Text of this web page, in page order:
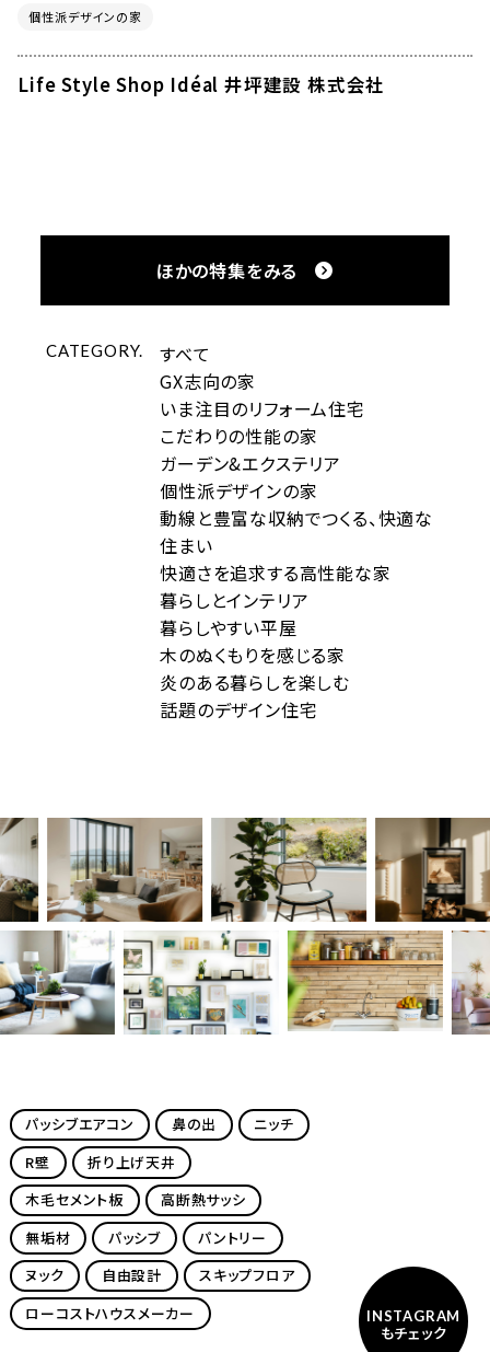
個性派デザインの家
Life Style Shop Idéal 井坪建設 株式会社
ほかの特集をみる
CATEGORY.
すべて
GX志向の家
いま注目のリフォーム住宅
こだわりの性能の家
ガーデン&エクステリア
個性派デザインの家
動線と豊富な収納でつくる、快適な
住まい
快適さを追求する高性能な家
暮らしとインテリア
暮らしやすい平屋
木のぬくもりを感じる家
炎のある暮らしを楽しむ
話題のデザイン住宅
パッシブエアコン 鼻の出
ニッチ
R壁
折り上げ天井
木毛セメント板
高断熱サッシ
無垢材
パッシブ
パントリー
ヌック
自由設計
スキップフロア
ローコストハウスメーカー
INSTAGRAM
もチェック